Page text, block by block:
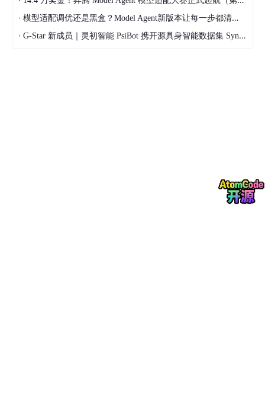
· 模型适配调优还是黑盒？Model Agent新版本让每一步都清晰可见
· G-Star 新成员｜灵初智能 PsiBot 携开源具身智能数据集 SynData 入驻 AtomGit